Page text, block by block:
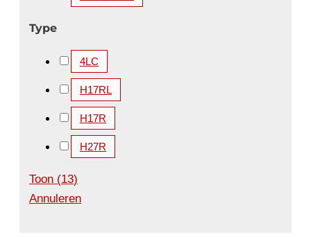
Type
4LC
H17RL
H17R
H27R
Toon (13)
Annuleren